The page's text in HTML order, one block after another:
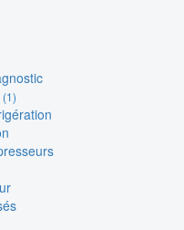
(1)